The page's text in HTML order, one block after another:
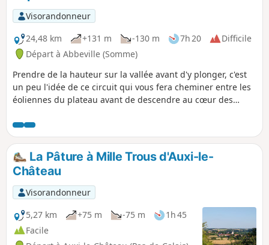
Visorandonneur
24,48 km
+131 m -130 m 7h 20
Difficile
Départ à Abbeville (Somme)
Prendre de la hauteur sur la vallée avant d'y plonger, c'est
un peu l'idée de ce circuit qui vous fera cheminer entre les
éoliennes du plateau avant de descendre au cœur des
parcours qui monte et qui descend, 2 fois !
La Pâture à Mille Trous d'Auxi-le-
Château
Visorandonneur
5,27 km
+75 m -75 m
1h 45
Facile